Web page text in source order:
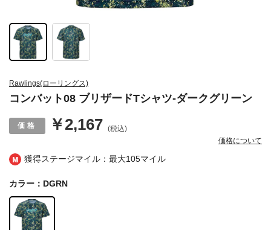
獲得ステージマイル：最大105マイル
Rawlings(ローリングス)
コンバット08 ブリザードTシャツ-ダークグリーン
￥2,167 (税込)
価格について
カラー：DGRN